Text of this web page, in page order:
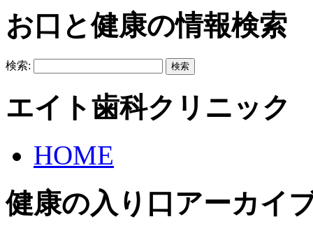
お口と健康の情報検索
検索:
エイト歯科クリニック
HOME
健康の入り口アーカイ